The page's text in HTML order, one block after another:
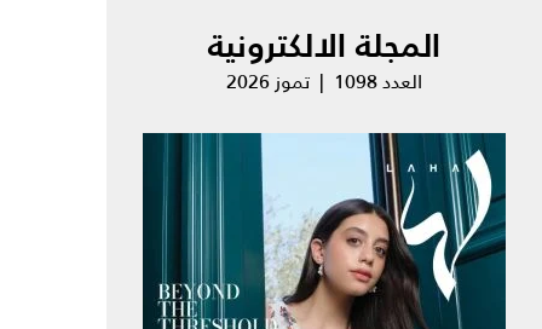
المجلة الالكترونية
العدد 1098 | تموز 2026